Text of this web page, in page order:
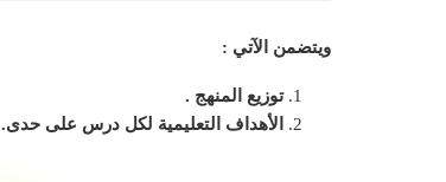
ويتضمن الآتي :
توزيع المنهج .
الأهداف التعليمية لكل درس على حدى.